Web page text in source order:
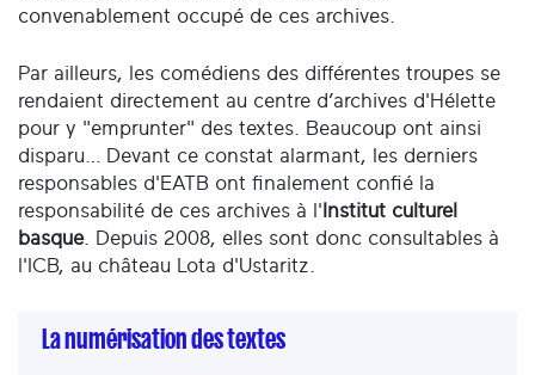
convenablement occupé de ces archives.
Par ailleurs, les comédiens des différentes troupes se
rendaient directement au centre d’archives d'Hélette
pour y "emprunter" des textes. Beaucoup ont ainsi
disparu… Devant ce constat alarmant, les derniers
responsables d'EATB ont finalement confié la
responsabilité de ces archives à l' Institut culturel
basque. Depuis 2008, elles sont donc consultables à
l'ICB, au château Lota d'Ustaritz.
La numérisation des textes